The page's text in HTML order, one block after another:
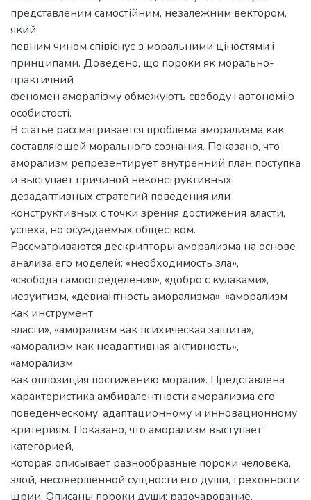
представленим самостійним, незалежним вектором,
який
певним чином співіснує з моральними ціностями i
принципами. Доведено, що пороки як морально-
практичний
феномен аморалізму обмежуютъ свободу i автономію
особистості.
В статье рассматривается проблема аморализма как
составляющей морального сознания. Показано, что
аморализм репрезентирует внутренний план поступка
и выступает причиной неконструктивных,
дезадаптивных стратегий поведения или
конструктивных с точки зрения достижения власти,
успеха, но осуждаемых обществом.
Рассматриваются дескрипторы аморализма на основе
анализа его моделей: «необходимость зла»,
«свобода самоопределения», «добро с кулаками»,
иезуитизм, «девиантность аморализма», «аморализм
как инструмент
власти», «аморализм как психическая защита»,
«аморализм как неадаптивная активность»,
«аморализм
как оппозиция постижению морали». Представлена
характеристика амбивалентности аморализма его
поведенческому, адаптационному и инновационному
критериям. Показано, что аморализм выступает
категорией,
которая описывает разнообразные пороки человека,
злой, несовершенной сущности его души, греховности
щрии. Описаны пороки души: разочарование,